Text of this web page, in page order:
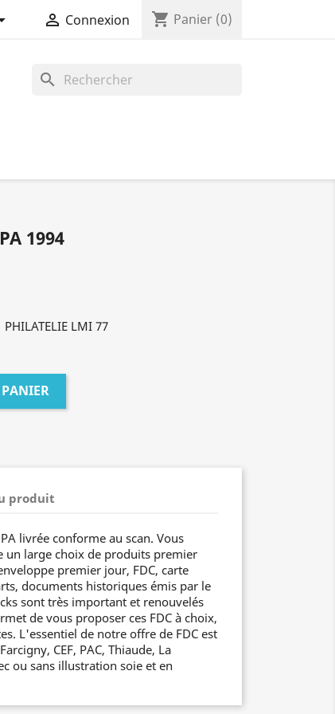
 Connexion shopping_cart Panier (0)
search
1994
LMI 77
produit
livrée conforme au scan. Vous
un large choix de produits premier
premier jour, FDC, carte
documents historiques émis par le
sont très important et renouvelés
de vous proposer ces FDC à choix,
L'essentiel de notre offre de FDC est
CEF, PAC, Thiaude, La
ou sans illustration soie et en